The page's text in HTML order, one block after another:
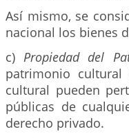
Así mismo, se
nacional los bienes
c)Propiedad del
patrimonio
cultural pueden
públicas de
derecho privado.